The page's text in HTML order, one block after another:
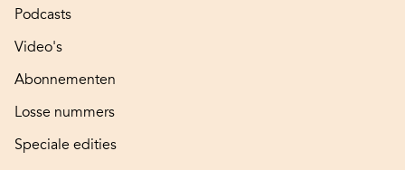
Podcasts
Video's
Abonnementen
Losse nummers
Speciale edities